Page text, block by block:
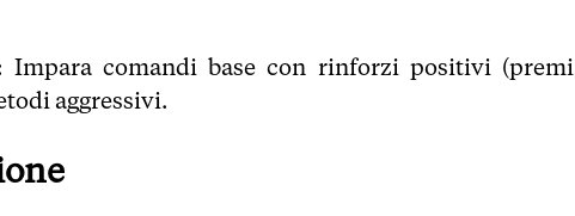
Impara comandi base con rinforzi positivi
aggressivi.